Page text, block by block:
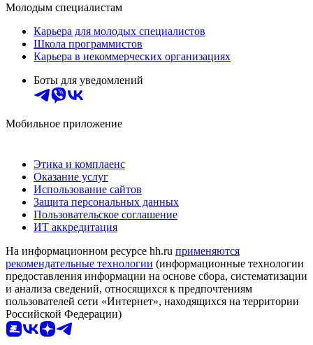
Молодым специалистам
Карьера для молодых специалистов
Школа программистов
Карьера в некоммерческих организациях
Боты для уведомлений
Мобильное приложение
Этика и комплаенс
Оказание услуг
Использование сайтов
Защита персональных данных
Пользовательское соглашение
ИТ аккредитация
На информационном ресурсе hh.ru применяются
рекомендательные технологии (информационные технологии
предоставления информации на основе сбора, систематизации
и анализа сведений, относящихся к предпочтениям
пользователей сети «Интернет», находящихся на территории
Российской Федерации)